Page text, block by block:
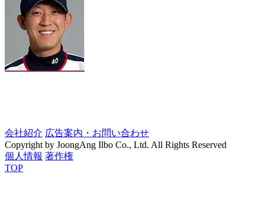
会社紹介 広告案内・お問い合わせ
Copyright by JoongAng Ilbo Co., Ltd. All Rights Reserved
個人情報 著作権
TOP